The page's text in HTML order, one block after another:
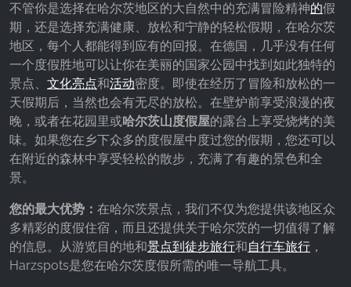
不管你是选择在哈尔茨地区的大自然中的充满冒险精神的假
期，还是选择充满健康、放松和宁静的轻松假期，在哈尔茨
地区，每个人都能得到应有的回报。在德国，几乎没有任何
一个度假胜地可以让你在美丽的国家公园中找到如此独特的
景点、 文化亮点和活动密度。即使在经历了冒险和放松的一
天假期后，当然也会有无尽的放松。在壁炉前享受浪漫的夜
晚，或者在花园里或哈尔茨山度假屋的露台上享受烧烤的美
味。如果您在乡下众多的度假屋中度过您的假期，您还可以
在附近的森林中享受轻松的散步，充满了有趣的景色和全
景。
您的最大优势： 在哈尔茨景点，我们不仅为您提供该地区众
多精彩的度假住宿，而且还提供关于哈尔茨的一切值得了解
的信息。从游览目的地和景点到徒步旅行和自行车旅行 ，
Harzspots是您在哈尔茨度假所需的唯一导航工具。